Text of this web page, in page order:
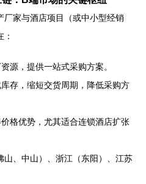
厂家与酒店项目（或中小型经销
源，提供一站式采购方案。
存，缩短交货周期，降低采购方
价格优势，尤其适合连锁酒店扩张
山、中山）、浙江（东阳）、江苏